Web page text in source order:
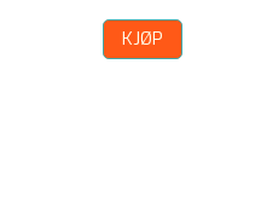
KJØP